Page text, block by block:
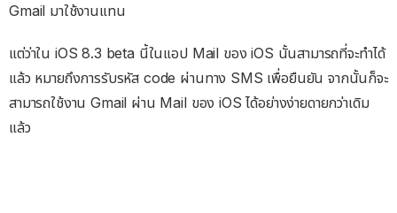
Gmail มาใช้งานแทน
แต่ว่าใน iOS 8.3 beta นี้ในแอป Mail ของ iOS นั้นสามารถที่จะทำได้
แล้ว หมายถึงการรับรหัส code ผ่านทาง SMS เพื่อยืนยัน จากนั้นก็จะ
สามารถใช้งาน Gmail ผ่าน Mail ของ iOS ได้อย่างง่ายดายกว่าเดิม
แล้ว